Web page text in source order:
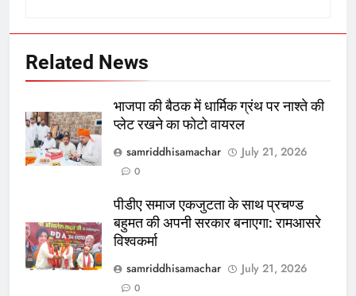
Related News
भाजपा की बैठक में धार्मिक ग्रंथ पर नाश्ते की
प्लेट रखने का फोटो वायरल
samriddhisamachar
July 21, 2026
0
पीडीए समाज एकजुटता के साथ प्रचण्ड
बहुमत की अपनी सरकार बनाएगा: रामआसरे
विश्वकर्मा
samriddhisamachar
July 21, 2026
0